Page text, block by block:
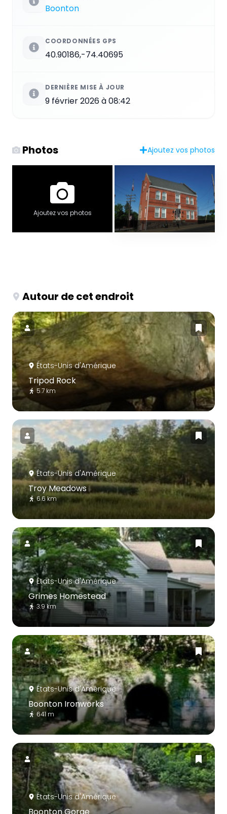
Boonton
COORDONNÉES GPS
40.90186,-74.40695
DERNIÈRE MISE À JOUR
9 février 2026 à 08:42
Photos Ajoutez vos photos
Ajoutez vos photos
Autour de cet endroit
États-Unis d'Amérique
Tripod Rock
5.7 km
États-Unis d'Amérique
Troy Meadows
6.6 km
États-Unis d'Amérique
Grimes Homestead
3.9 km
États-Unis d'Amérique
Boonton Ironworks
641 m
États-Unis d'Amérique